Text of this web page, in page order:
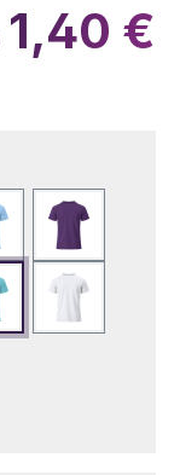
1,40 €
Lila
Weiß